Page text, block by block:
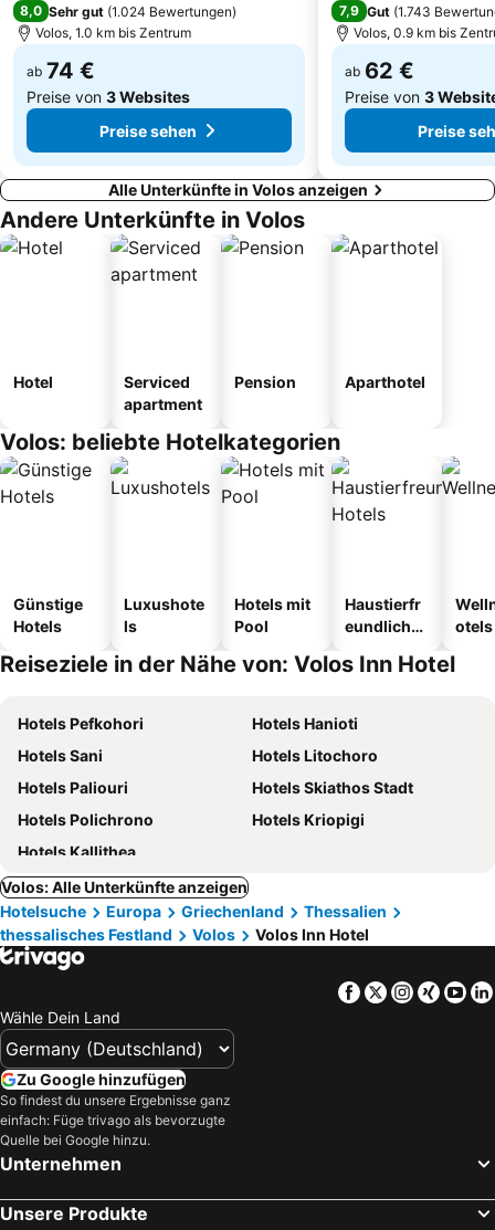
8,0 Sehr gut (1.024 Bewertungen)
Volos, 1.0 km bis Zentrum
ab 74 €
Preise von 3 Websites
Preise sehen
7,9 Gut (1.743
Volos, 0.9 km bis
ab 62 €
Preise von 3
Preise
Alle Unterkünfte in Volos anzeigen
Andere Unterkünfte in Volos
Hotel
Serviced
apartment
Pension Aparthotel
Volos: beliebte Hotelkategorien
Günstige
Hotels
Luxushote
ls
Hotels mit
Pool
Haustierfr
eundliche
otels
Reiseziele in der Nähe von: Volos Inn Hotel
Hotels Pefkohori
Hotels Hanioti
Hotels Sani
Hotels Litochoro
Hotels Paliouri
Hotels Skiathos Stadt
Hotels Polichrono
Hotels Kriopigi
Hotels Kallithea
Volos: Alle Unterkünfte anzeigen
Hotelsuche
Europa Griechenland
Thessalien
thessalisches Festland
Volos Volos Inn Hotel
Facebook
TwitterXing
Wähle Dein Land
Zu Google hinzufügen
So findest du unsere Ergebnisse ganz
einfach: Füge trivago als bevorzugte
Quelle bei Google hinzu.
Unternehmen
Unsere Produkte